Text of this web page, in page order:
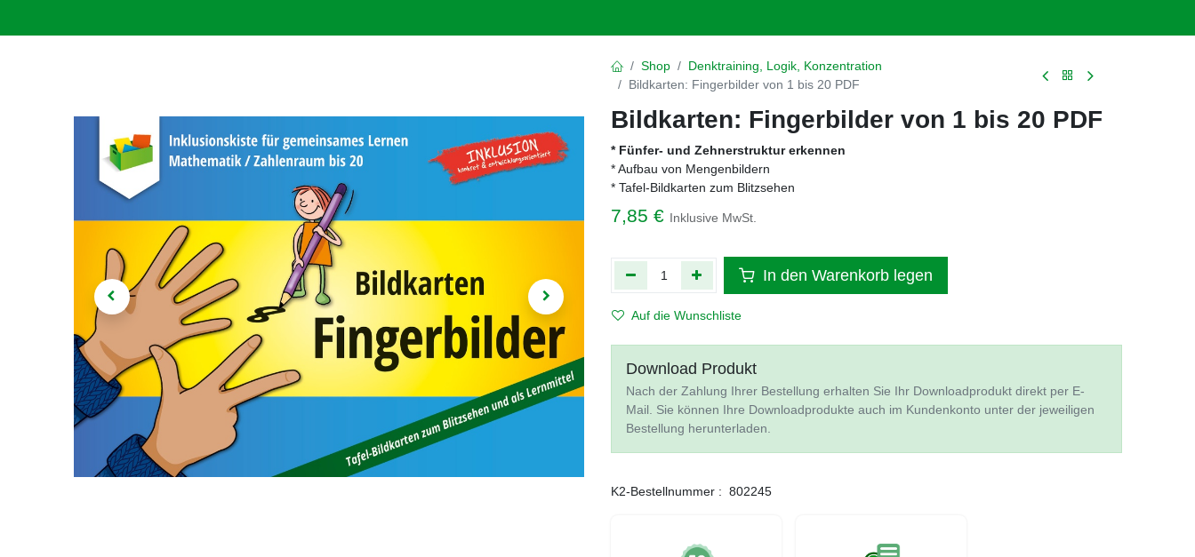
Shop
Denktraining, Logik, Konzentration
Bildkarten: Fingerbilder von 1 bis 20 PDF
Bildkarten: Fingerbilder von 1 bis 20 PDF
* Fünfer- und Zehnerstruktur erkennen
* Aufbau von Mengenbildern
* Tafel-Bildkarten zum Blitzsehen
7,85 € Inklusive MwSt.
In den Warenkorb legen
Auf die Wunschliste
Download Produkt
Nach der Zahlung Ihrer Bestellung erhalten Sie Ihr Downloadprodukt direkt per E-
Mail. Sie können Ihre Downloadprodukte auch im Kundenkonto unter der jeweiligen
Bestellung herunterladen.
K2-Bestellnummer : 802245